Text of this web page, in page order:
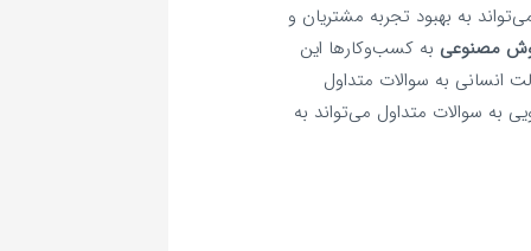
به بهبود تجربه مشتریان و
مصنوعی به کسب‌وکارها این
انسانی به سوالات متداول
به سوالات متداول می‌تواند به